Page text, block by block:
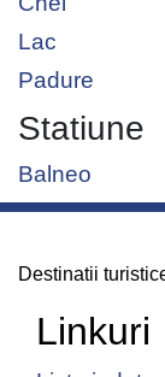
Lac
Padure
Statiune
Balneo
Destinatii
Linkuri